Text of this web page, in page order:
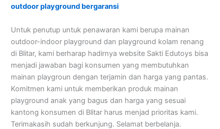
outdoor playground bergaransi
Untuk penutup untuk penawaran kami berupa mainan
outdoor-indoor playground dan playground kolam renang
di Blitar, kami berharap hadirnya website Sakti Edutoys bisa
menjadi jawaban bagi konsumen yang membutuhkan
mainan playgroun dengan terjamin dan harga yang pantas.
Komitmen kami untuk memberikan produk mainan
playground anak yang bagus dan harga yang sesuai
kantong konsumen di Blitar harus menjad prioritas kami.
Terimakasih sudah berkunjung. Selamat berbelanja.